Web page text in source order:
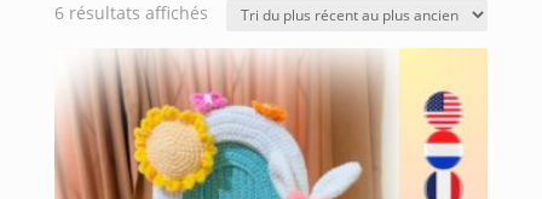
6 résultats affichésTrié
plus
récent
au
plus
ancien